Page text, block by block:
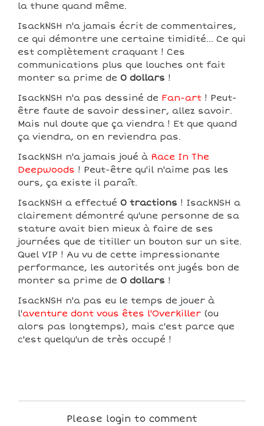
la thune quand même.
IsackNSH n'a jamais écrit de commentaires,
ce qui démontre une certaine timidité... Ce qui
est complètement craquant ! Ces
communications plus que louches ont fait
monter sa prime de 0 dollars !
IsackNSH n'a pas dessiné de Fan-art ! Peut-
être faute de savoir dessiner, allez savoir.
Mais nul doute que ça viendra ! Et que quand
ça viendra, on en reviendra pas.
IsackNSH n'a jamais joué à Race In The
Deepwoods ! Peut-être qu'il n'aime pas les
ours, ça existe il paraît.
IsackNSH a effectué 0 tractions ! IsackNSH a
clairement démontré qu'une personne de sa
stature avait bien mieux à faire de ses
journées que de titiller un bouton sur un site.
Quel VIP ! Au vu de cette impressionante
performance, les autorités ont jugés bon de
monter sa prime de 0 dollars !
IsackNSH n'a pas eu le temps de jouer à
l'aventure dont vous êtes l'Overkiller (ou
alors pas longtemps), mais c'est parce que
c'est quelqu'un de très occupé !
Please login to comment